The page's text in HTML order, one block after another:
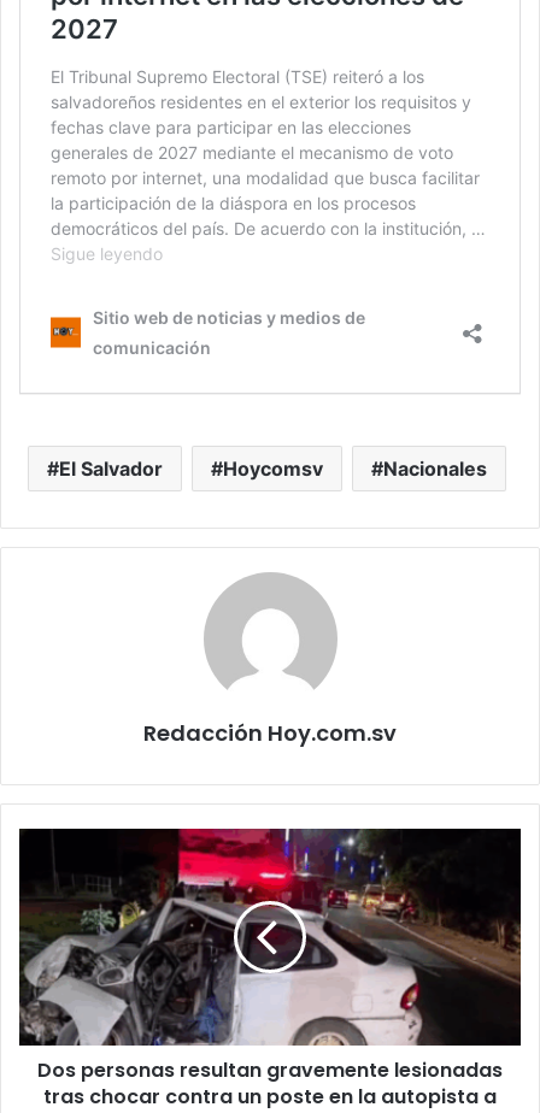
El Salvador Hoycomsv Nacionales
Redacción Hoy.com.sv
Dos
resultan
gravemente
lesionadas
tras
chocar
contra
un
poste
Dos personas resultan gravemente lesionadas
tras chocar contra un poste en la autopista a